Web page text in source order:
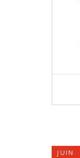
JUIN